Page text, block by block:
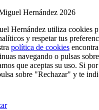
Hernández 2026
Hernández utiliza cookies
y respetar tus
política de cookies
navegando o pulsas
que aceptas su uso. Si
sobre "Rechazar" y te